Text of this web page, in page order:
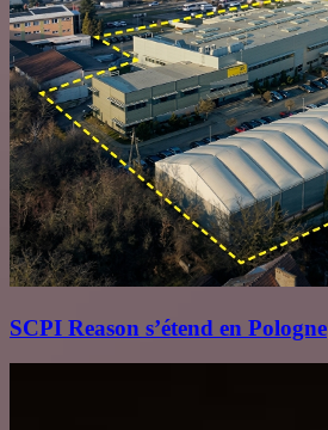
SCPI Reason s’étend en Pologne